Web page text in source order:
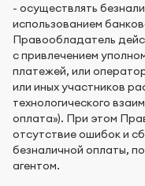
- осуществлять
использованием
Правообладатель
с привлечением
платежей, или
или иных участников
технологического
оплата»). При этом
отсутствие ошибок и
безналичной оплаты,
агентом.